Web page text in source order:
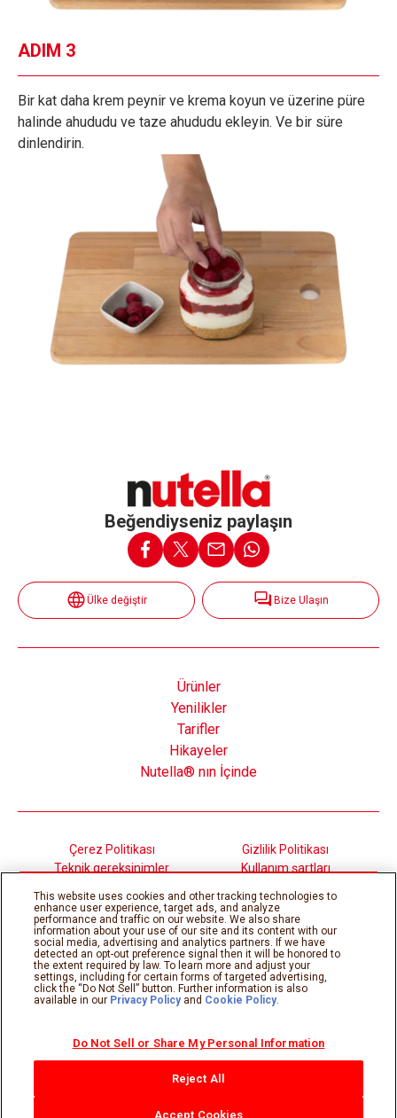
ADIM 3
Bir kat daha krem peynir ve krema koyun ve üzerine püre
halinde ahududu ve taze ahududu ekleyin. Ve bir süre
dinlendirin.
Beğendiyseniz paylaşın
Ülke değiştir Bize Ulaşın
Ürünler
Yenilikler
Tarifler
Hikayeler
Nutella® nın İçinde
©Ferrero 2026, tüm hakları saklıdır.
Çerez Politikası
Gizlilik Politikası
Teknik gereksinimler
Kullanım şartları
This website uses cookies and other tracking technologies to
enhance user experience, target ads, and analyze
performance and traffic on our website. We also share
information about your use of our site and its content with our
social media, advertising and analytics partners. If we have
detected an opt-out preference signal then it will be honored to
the extent required by law. To learn more and adjust your
settings, including for certain forms of targeted advertising,
click the “Do Not Sell” button. Further information is also
available in our Privacy Policyand Cookie Policy.
Do Not Sell or Share My Personal Information
Reject All
Accept Cookies